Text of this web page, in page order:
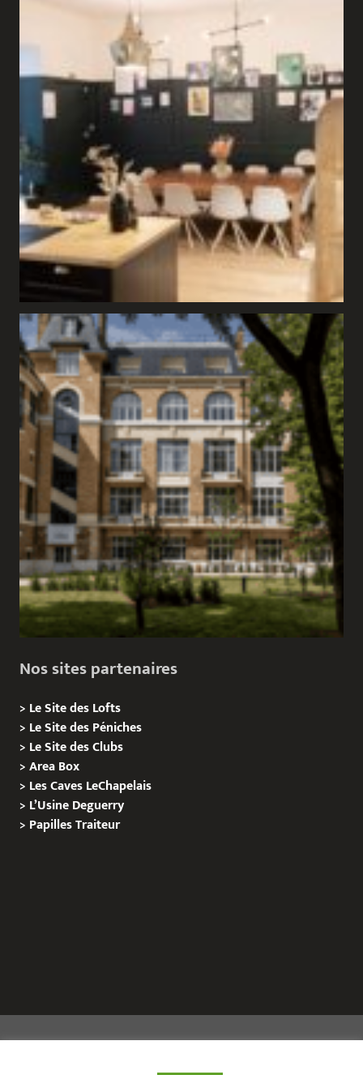
Nos sites partenaires
> Le Site des Lofts
> Le Site des Péniches
> Le Site des Clubs
>Area Box
> Les Caves LeChapelais
> L’Usine Deguerry
> PapillesTraiteur